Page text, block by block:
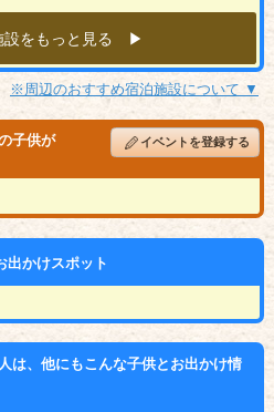
設をもっと見る ▶︎
※周辺のおすすめ宿泊施設について ▼
子供が
イベントを登録する
出かけスポット
は、他にもこんな子供とお出かけ情